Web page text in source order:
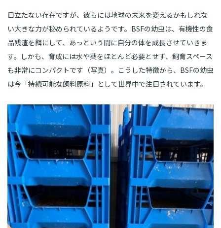
目立たない存在ですが、彼らには地球の未来を変えるかもしれな
い大きな力が秘められているようです。BSFの幼虫は、有機性の食
品残渣を餌にして、あっという間に自分の体を成長させていきま
す。しかも、育成には水や薬をほとんど必要とせず、飼育スペース
も非常にコンパクトです（写真）。こうした特徴から、BSFの幼虫
は今「持続可能な飼料原料」として世界中で注目されています。